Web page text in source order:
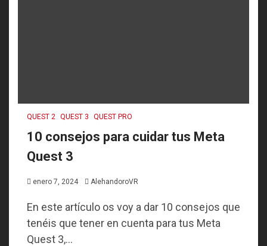
QUEST 2 QUEST 3 QUEST PRO
10 consejos para cuidar tus Meta
Quest 3
enero 7, 2024 AlehandoroVR
En este artículo os voy a dar 10 consejos que
tenéis que tener en cuenta para tus Meta
Quest 3,...